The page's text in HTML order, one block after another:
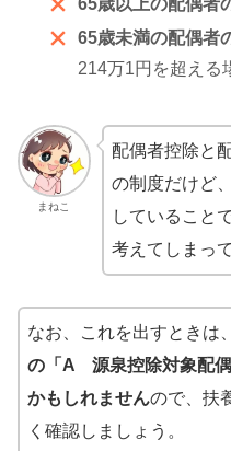
65歳以上の配偶者
65歳未満の配偶者
214万1円を超える
まねこ
配偶者控除と
の制度だけど
していること
考えてしまっ
なお、これを出すときは、
の「A 源泉控除対象配
かもしれませんので、扶
く確認しましょう。